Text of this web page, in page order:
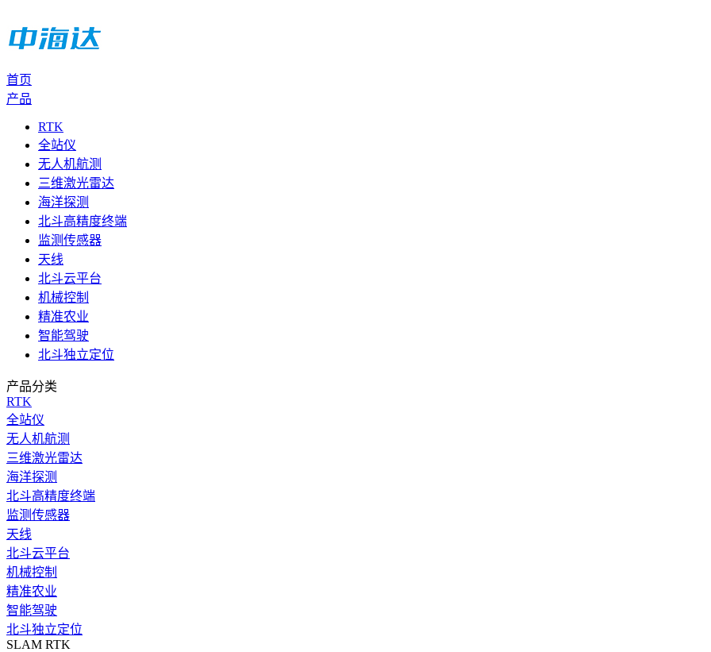
首页
产品
RTK
全站仪
无人机航测
三维激光雷达
海洋探测
北斗高精度终端
监测传感器
天线
北斗云平台
机械控制
精准农业
智能驾驶
北斗独立定位
产品分类
RTK
全站仪
无人机航测
三维激光雷达
海洋探测
北斗高精度终端
监测传感器
天线
北斗云平台
机械控制
精准农业
智能驾驶
北斗独立定位
SLAM RTK